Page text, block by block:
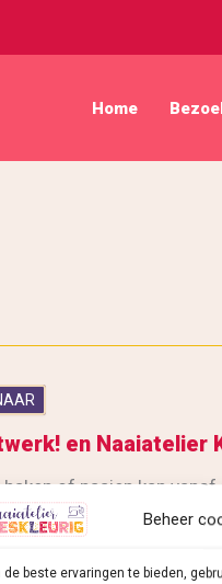
Beheer
de beste ervaringen te bieden,
Home
en Naaiatelier
haken of naaien kan
Kieskleurig de
is het